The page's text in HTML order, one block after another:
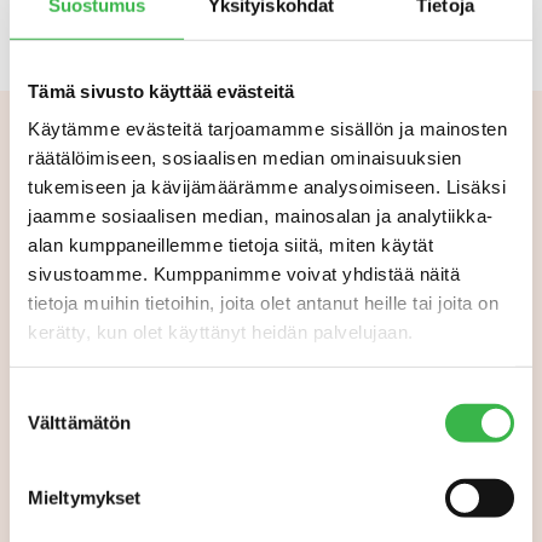
Suostumus Yksityiskohdat Tietoja
Tämä sivusto käyttää evästeitä
Käytämme evästeitä tarjoamamme sisällön ja mainosten
räätälöimiseen, sosiaalisen median ominaisuuksien
tukemiseen ja kävijämäärämme analysoimiseen. Lisäksi
jaamme sosiaalisen median, mainosalan ja analytiikka-
alan kumppaneillemme tietoja siitä, miten käytät
sivustoamme. Kumppanimme voivat yhdistää näitä
tietoja muihin tietoihin, joita olet antanut heille tai joita on
kerätty, kun olet käyttänyt heidän palvelujaan.
valinta
Välttämätön
Mieltymykset
Aiheeseen liittyvää